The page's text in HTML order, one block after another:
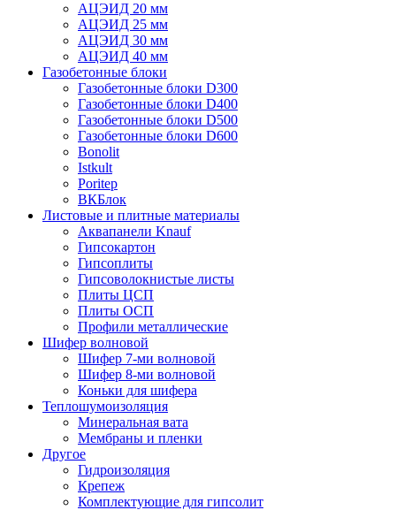
АЦЭИД 20 мм
АЦЭИД 25 мм
АЦЭИД 30 мм
АЦЭИД 40 мм
Газобетонные блоки
Газобетонные блоки D300
Газобетонные блоки D400
Газобетонные блоки D500
Газобетонные блоки D600
Bonolit
Istkult
Poritep
ВКБлок
Листовые и плитные материалы
Аквапанели Knauf
Гипсокартон
Гипсоплиты
Гипсоволокнистые листы
Плиты ЦСП
Плиты ОСП
Профили металлические
Шифер волновой
Шифер 7-ми волновой
Шифер 8-ми волновой
Коньки для шифера
Теплошумоизоляция
Минеральная вата
Мембраны и пленки
Другое
Гидроизоляция
Крепеж
Комплектующие для гипсолит